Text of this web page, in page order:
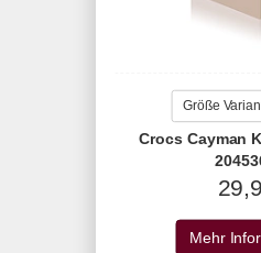
Größe
Crocs Cayman
Mehr